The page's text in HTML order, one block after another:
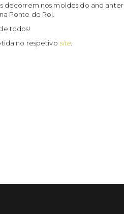
decorrem nos moldes do ano
Ponte do Rol.
todos!
no respetivo site